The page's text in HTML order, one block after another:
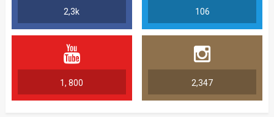
2,3k 106
1, 800 2,347